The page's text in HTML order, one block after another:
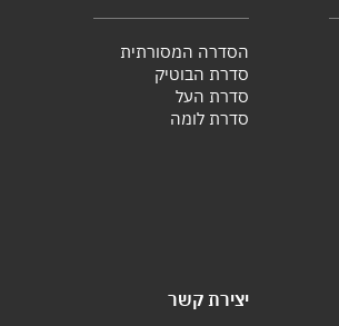
הסדרה המסורתית
סדרת הבוטיק
סדרת העל
סדרת לומה
יצירת קשר